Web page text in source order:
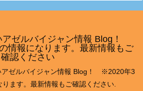
アゼルバイジャン情報 Blog！
情報になります。最新情報もご
確認ください
アゼルバイジャン情報 Blog！ ※2020年3
ります。最新情報もご確認ください.